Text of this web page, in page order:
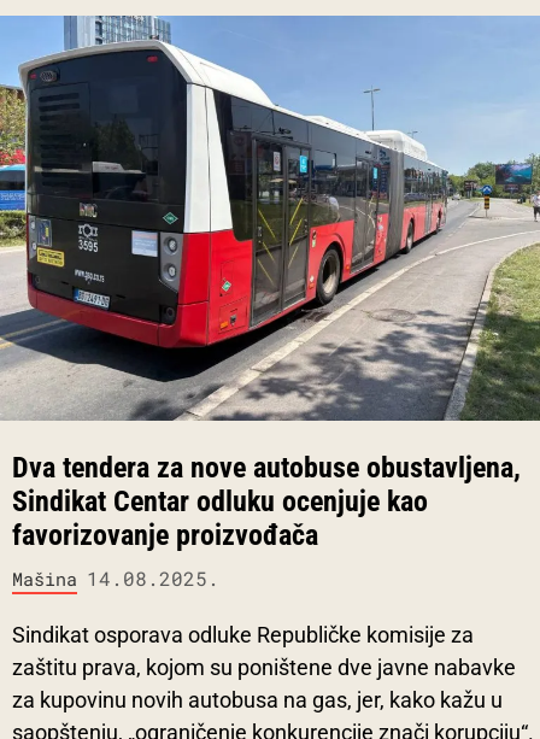
Dva tendera za nove autobuse obustavljena,
Sindikat Centar odluku ocenjuje kao
favorizovanje proizvođača
Mašina 14.08.2025.
Sindikat osporava odluke Republičke komisije za
zaštitu prava, kojom su poništene dve javne nabavke
za kupovinu novih autobusa na gas, jer, kako kažu u
saopštenju, „ograničenje konkurencije znači korupciju“.